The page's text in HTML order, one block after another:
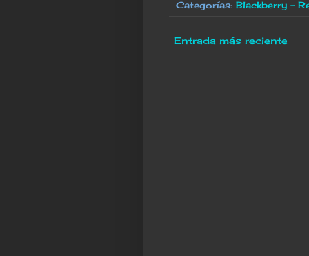
Categorías: Blackberry -
Entrada más reciente